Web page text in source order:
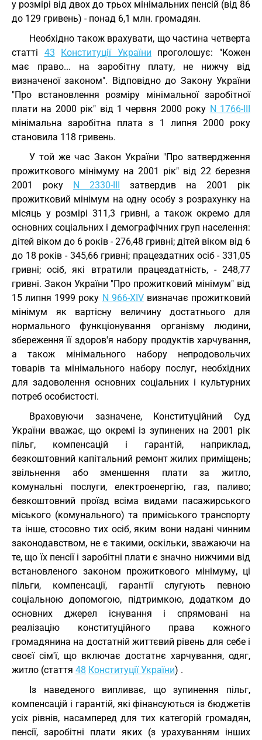
у розмірі від двох до трьох мінімальних пенсій (від 86
до 129 гривень) - понад 6,1 млн. громадян.
Необхідно також врахувати, що частина четверта
статті 43 Конституції України проголошує: "Кожен
має право... на заробітну плату, не нижчу від
визначеної законом". Відповідно до Закону України
"Про встановлення розміру мінімальної заробітної
плати на 2000 рік" від 1 червня 2000 року N 1766-III
мінімальна заробітна плата з 1 липня 2000 року
становила 118 гривень.
У той же час Закон України "Про затвердження
прожиткового мінімуму на 2001 рік" від 22 березня
2001 року N 2330-III затвердив на 2001 рік
прожитковий мінімум на одну особу з розрахунку на
місяць у розмірі 311,3 гривні, а також окремо для
основних соціальних і демографічних груп населення:
дітей віком до 6 років - 276,48 гривні; дітей віком від 6
до 18 років - 345,66 гривні; працездатних осіб - 331,05
гривні; осіб, які втратили працездатність, - 248,77
гривні. Закон України "Про прожитковий мінімум" від
15 липня 1999 року N 966-XIVвизначає прожитковий
мінімум як вартісну величину достатнього для
нормального функціонування організму людини,
збереження її здоров'я набору продуктів харчування,
а також мінімального набору непродовольчих
товарів та мінімального набору послуг, необхідних
для задоволення основних соціальних і культурних
потреб особистості.
Враховуючи зазначене, Конституційний Суд
України вважає, що окремі із зупинених на 2001 рік
пільг, компенсацій і гарантій, наприклад,
безкоштовний капітальний ремонт жилих приміщень;
звільнення або зменшення плати за житло,
комунальні послуги, електроенергію, газ, паливо;
безкоштовний проїзд всіма видами пасажирського
міського (комунального) та приміського транспорту
та інше, стосовно тих осіб, яким вони надані чинним
законодавством, не є такими, оскільки, зважаючи на
те, що їх пенсії і заробітні плати є значно нижчими від
встановленого законом прожиткового мінімуму, ці
пільги, компенсації, гарантії слугують певною
соціальною допомогою, підтримкою, додатком до
основних джерел існування і спрямовані на
реалізацію конституційного права кожного
громадянина на достатній життєвий рівень для себе і
своєї сім'ї, що включає достатнє харчування, одяг,
житло (стаття 48 Конституції України) .
Із наведеного випливає, що зупинення пільг,
компенсацій і гарантій, які фінансуються із бюджетів
усіх рівнів, насамперед для тих категорій громадян,
пенсії, заробітні плати яких (з урахуванням інших